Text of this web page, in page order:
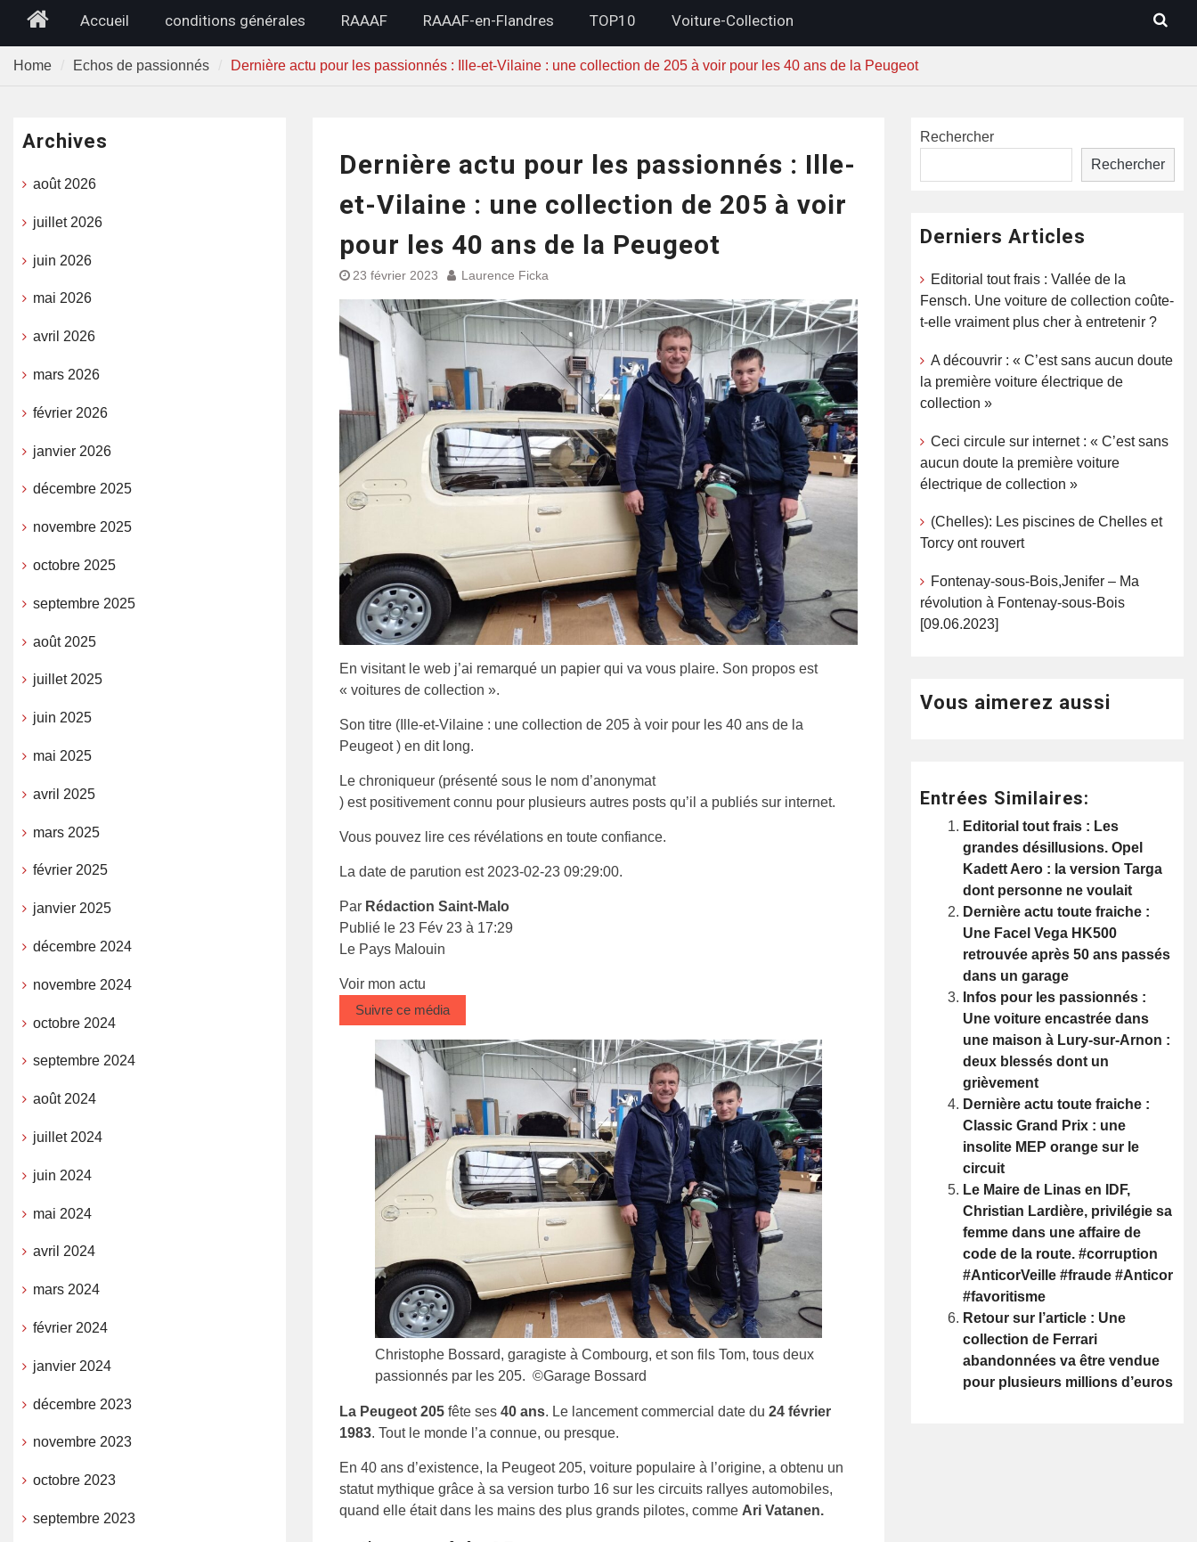
HomeAccueil conditions générales RAAAF RAAAF-en-Flandres TOP10 Voiture-Collection
Home Echos de passionnés Dernière actu pour les passionnés : Ille-et-Vilaine : une collection de 205 à voir pour les 40 ans de la Peugeot
Dernière actu pour les passionnés : Ille-
et-Vilaine : une collection de 205 à voir
pour les 40 ans de la Peugeot
23 février 2023 Laurence Ficka
En visitant le web j’ai remarqué un papier qui va vous plaire. Son propos est
« voitures de collection ».
Son titre (Ille-et-Vilaine : une collection de 205 à voir pour les 40 ans de la
Peugeot ) en dit long.
Le chroniqueur (présenté sous le nom d’anonymat
) est positivement connu pour plusieurs autres posts qu’il a publiés sur internet.
Vous pouvez lire ces révélations en toute confiance.
La date de parution est 2023-02-23 09:29:00.
Par Rédaction Saint-Malo
Publié le 23 Fév 23 à 17:29
Le Pays Malouin
Voir mon actu
Suivre ce média
Christophe Bossard, garagiste à Combourg, et son fils Tom, tous deux
passionnés par les 205. ©Garage Bossard
La Peugeot 205 fête ses 40 ans. Le lancement commercial date du 24 février
1983. Tout le monde l’a connue, ou presque.
En 40 ans d’existence, la Peugeot 205, voiture populaire à l’origine, a obtenu un
statut mythique grâce à sa version turbo 16 sur les circuits rallyes automobiles,
quand elle était dans les mains des plus grands pilotes, comme Ari Vatanen.
Rechercher
Rechercher
Derniers Articles
Editorial tout frais : Vallée de la
Fensch. Une voiture de collection coûte-
t-elle vraiment plus cher à entretenir ?
A découvrir : « C’est sans aucun doute
la première voiture électrique de
collection »
Ceci circule sur internet : « C’est sans
aucun doute la première voiture
électrique de collection »
(Chelles): Les piscines de Chelles et
Torcy ont rouvert
Fontenay-sous-Bois,Jenifer – Ma
révolution à Fontenay-sous-Bois
[09.06.2023]
Vous aimerez aussi
Entrées Similaires:
Editorial tout frais : Les
grandes désillusions. Opel
Kadett Aero : la version Targa
dont personne ne voulait
Dernière actu toute fraiche :
Une Facel Vega HK500
retrouvée après 50 ans passés
dans un garage
Infos pour les passionnés :
Une voiture encastrée dans
une maison à Lury-sur-Arnon :
deux blessés dont un
grièvement
Dernière actu toute fraiche :
Classic Grand Prix : une
insolite MEP orange sur le
circuit
Le Maire de Linas en IDF,
Christian Lardière, privilégie sa
femme dans une affaire de
code de la route. #corruption
#AnticorVeille #fraude #Anticor
#favoritisme
Retour sur l’article : Une
collection de Ferrari
abandonnées va être vendue
pour plusieurs millions d’euros
Archives
août 2026
juillet 2026
juin 2026
mai 2026
avril 2026
mars 2026
février 2026
janvier 2026
décembre 2025
novembre 2025
octobre 2025
septembre 2025
août 2025
juillet 2025
juin 2025
mai 2025
avril 2025
mars 2025
février 2025
janvier 2025
décembre 2024
novembre 2024
octobre 2024
septembre 2024
août 2024
juillet 2024
juin 2024
mai 2024
avril 2024
mars 2024
février 2024
janvier 2024
décembre 2023
novembre 2023
octobre 2023
septembre 2023